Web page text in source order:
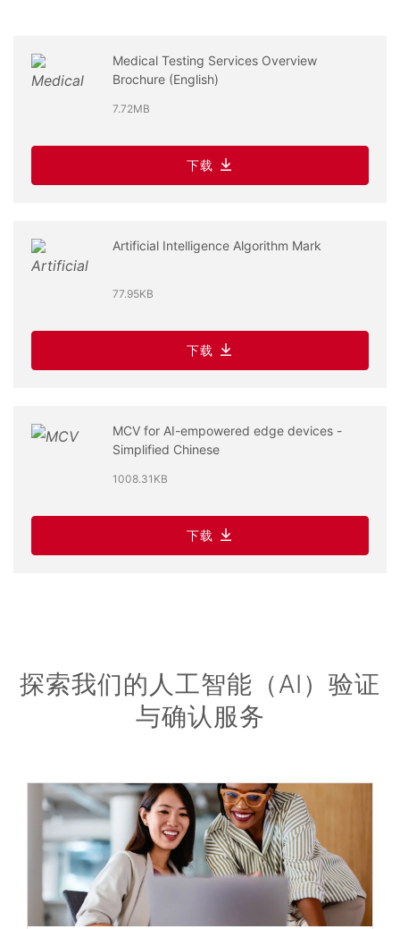
Medical Testing Services Overview
Brochure (English)
7.72MB
下载
Artificial Intelligence Algorithm Mark
77.95KB
下载
MCV for AI-empowered edge devices -
Simplified Chinese
1008.31KB
下载
探索我们的人工智能（AI）验证
与确认服务